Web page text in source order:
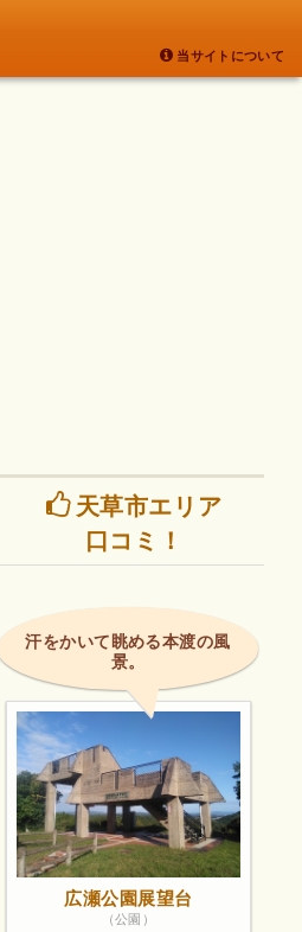
当サイトについて
天草市エリア
口コミ！
汗をかいて眺める本渡の風
景。
広瀬公園展望台
（公園）